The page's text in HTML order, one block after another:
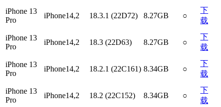
iPhone 13
Pro
iPhone14,2 18.3.1 (22D72) 8.27GB ○
下
载
iPhone 13
Pro
iPhone14,2 18.3 (22D63) 8.27GB ○
下
载
iPhone 13
Pro
iPhone14,2 18.2.1 (22C161) 8.34GB ○
下
载
iPhone 13
Pro
iPhone14,2 18.2 (22C152) 8.34GB ○
下
载